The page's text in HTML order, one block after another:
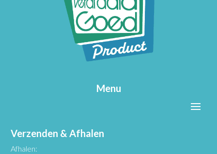
Menu
Verzenden & Afhalen
Afhalen: